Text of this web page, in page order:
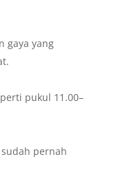
gaya yang
pukul 11.00–
pernah